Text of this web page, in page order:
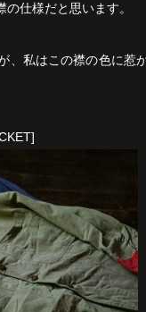
仕様だと思います。
、私はこの襟の色に惹